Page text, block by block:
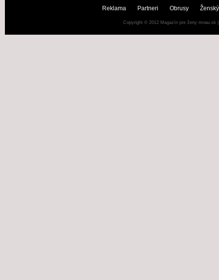
Reklama Partneri Obrusy
Copyright © 2012 Magazín pre ženy mnau.sk